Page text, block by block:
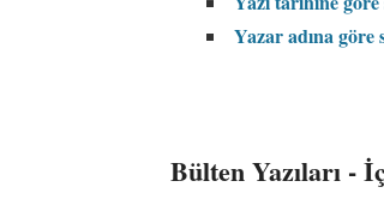
Yazar adına göre
Bülten Yazıları -